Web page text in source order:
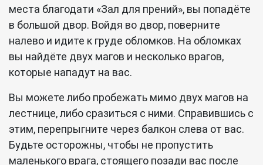
места благодати «Зал для прений», вы попадёте
в большой двор. Войдя во двор, поверните
налево и идите к груде обломков. На обломках
вы найдёте двух магов и несколько врагов,
которые нападут на вас.
Вы можете либо пробежать мимо двух магов на
лестнице, либо сразиться с ними. Справившись с
этим, перепрыгните через балкон слева от вас.
Будьте осторожны, чтобы не пропустить
маленького врага, стоящего позади вас после